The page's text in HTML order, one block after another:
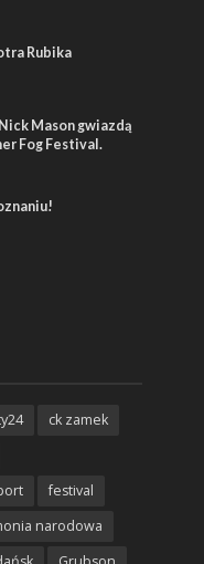
Rubika
Mason gwiazdą
Fog Festival.
ck zamek
festival
narodowa